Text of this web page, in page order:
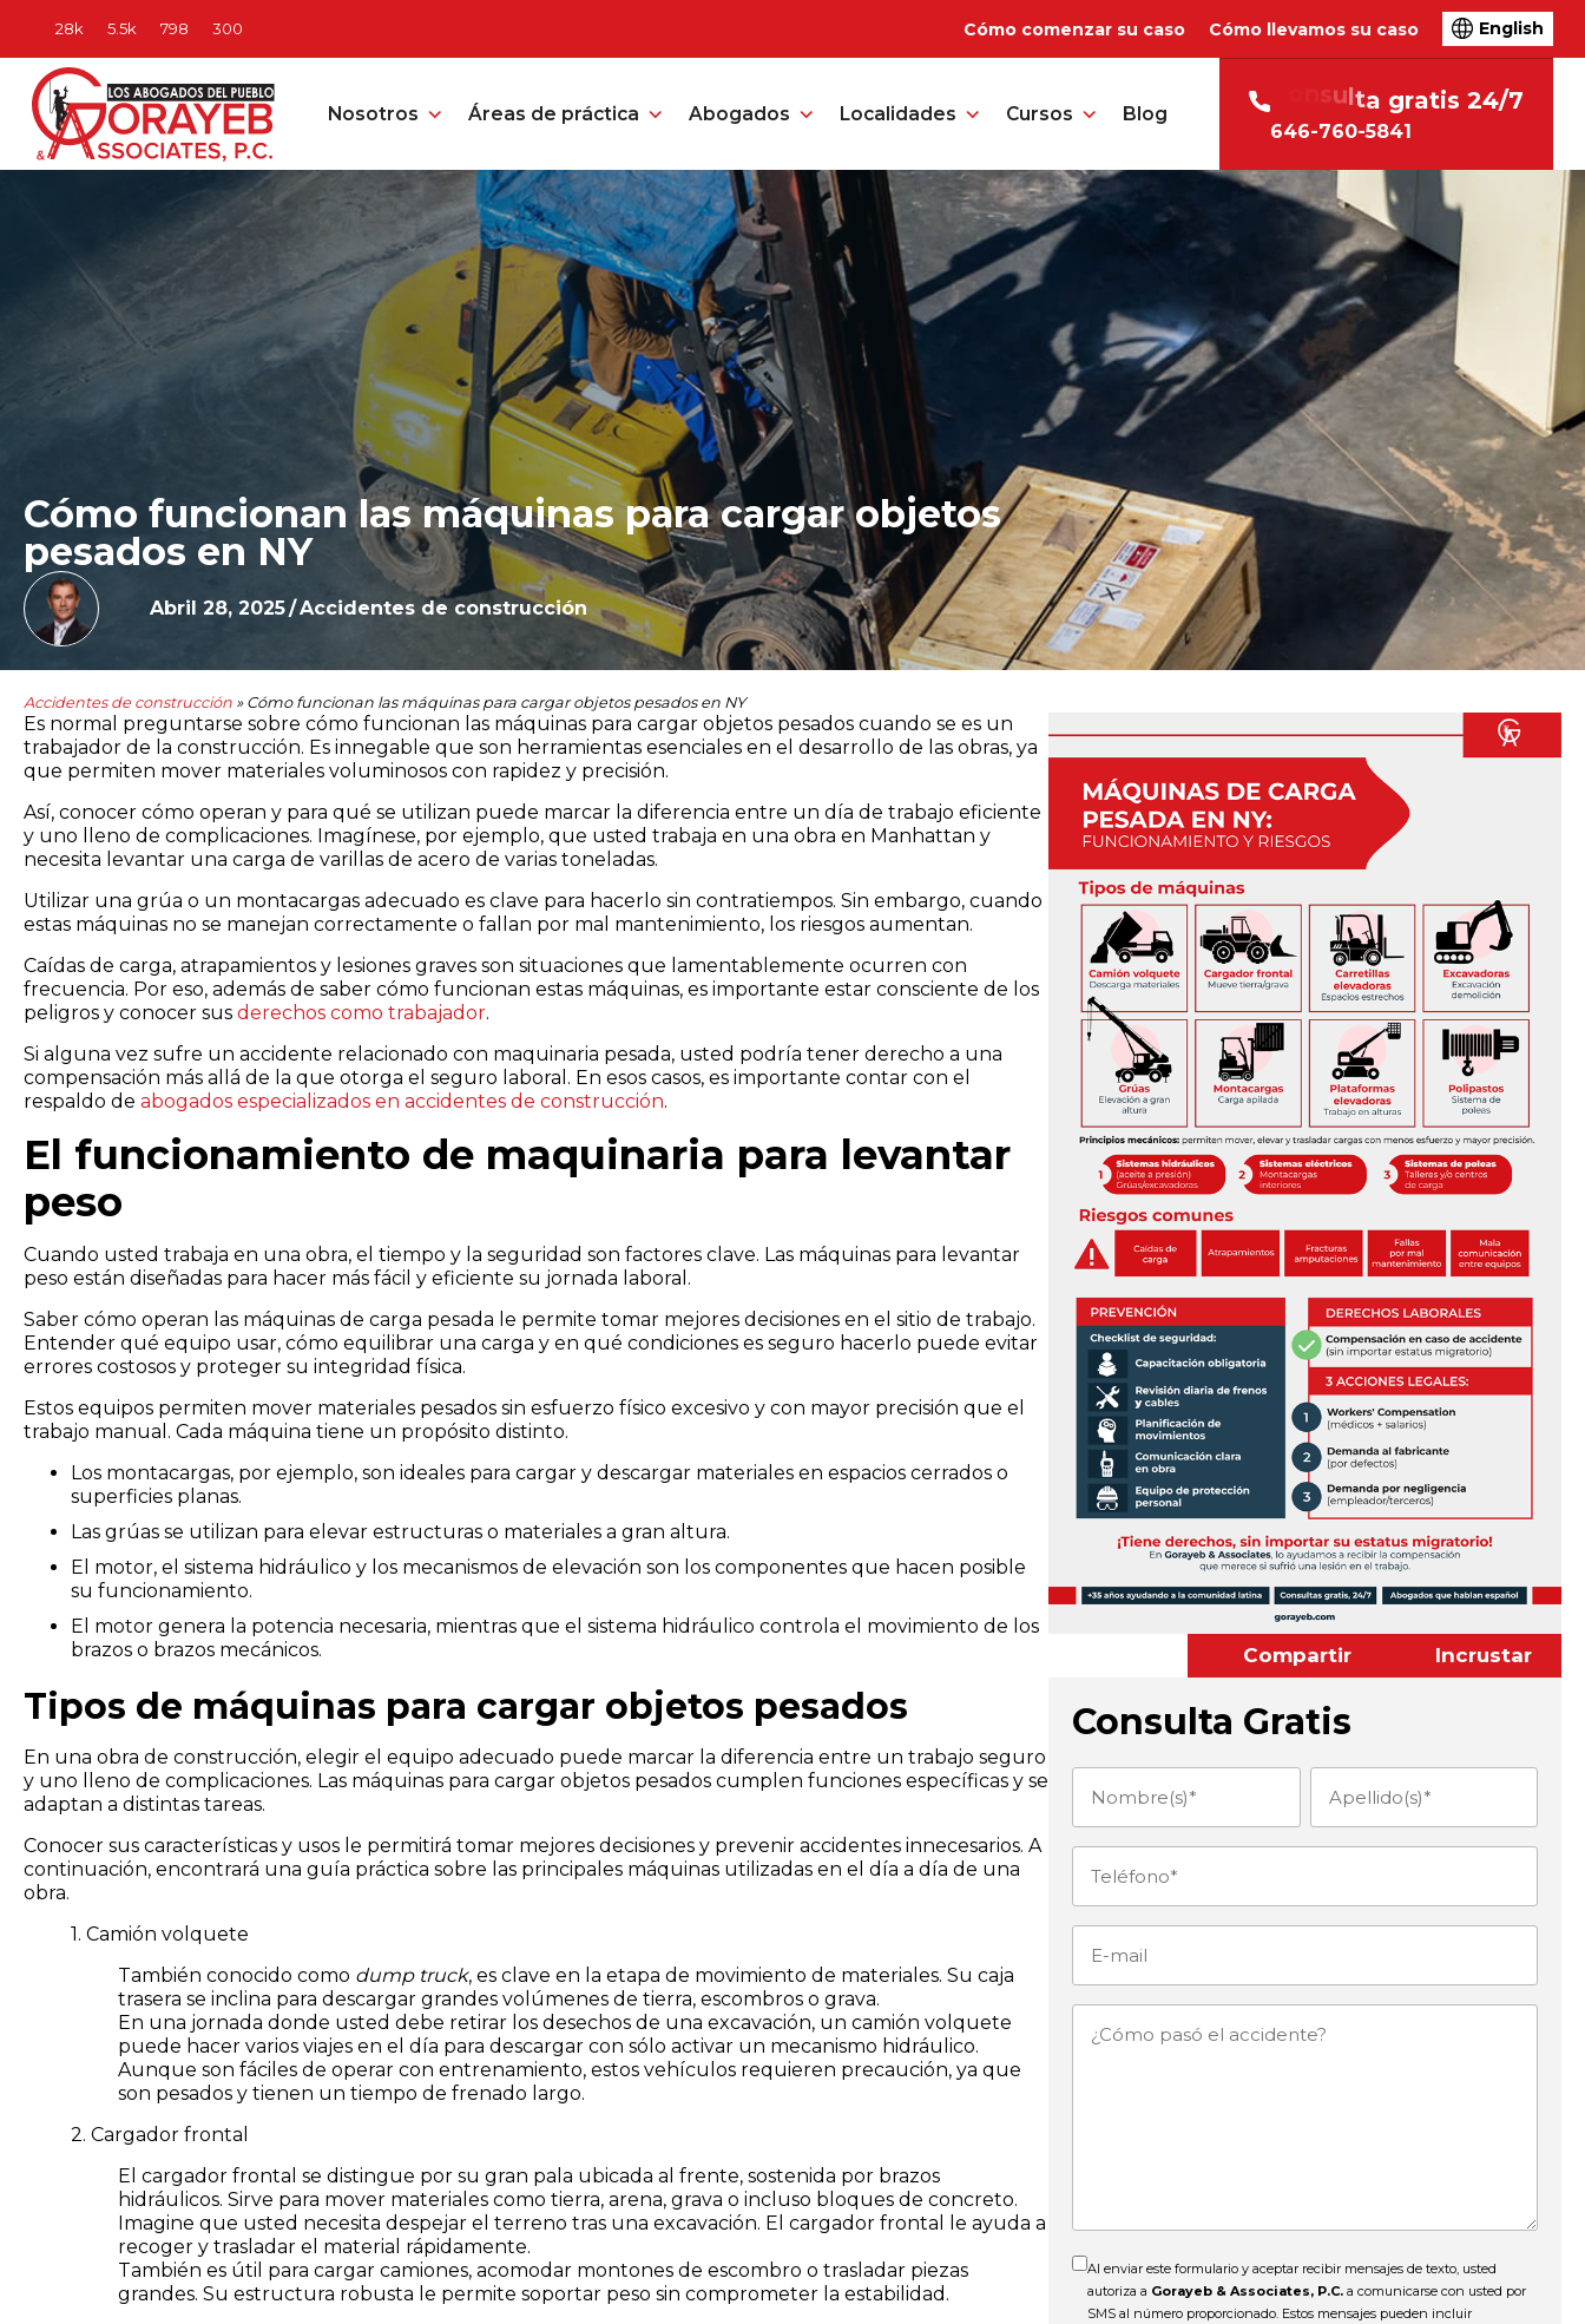
Cómo comenzar su caso Cómo llevamos su caso English
Nosotros Áreas de práctica Abogados Localidades Cursos Blog sulta gratis 24/7
646-760-5841
Cómo funcionan las máquinas para cargar objetos
pesados en NY
Abril 28, 2025/Accidentes de construcción
Accidentes de construcción » Cómo funcionan las máquinas para cargar objetos pesados en NY
Es normal preguntarse sobre cómo funcionan las máquinas para cargar objetos pesados cuando se es un
trabajador de la construcción. Es innegable que son herramientas esenciales en el desarrollo de las obras, ya
que permiten mover materiales voluminosos con rapidez y precisión.
Así, conocer cómo operan y para qué se utilizan puede marcar la diferencia entre un día de trabajo eficiente
y uno lleno de complicaciones. Imagínese, por ejemplo, que usted trabaja en una obra en Manhattan y
necesita levantar una carga de varillas de acero de varias toneladas.
Utilizar una grúa o un montacargas adecuado es clave para hacerlo sin contratiempos. Sin embargo, cuando
estas máquinas no se manejan correctamente o fallan por mal mantenimiento, los riesgos aumentan.
Caídas de carga, atrapamientos y lesiones graves son situaciones que lamentablemente ocurren con
frecuencia. Por eso, además de saber cómo funcionan estas máquinas, es importante estar consciente de los
peligros y conocer sus derechos como trabajador.
Si alguna vez sufre un accidente relacionado con maquinaria pesada, usted podría tener derecho a una
compensación más allá de la que otorga el seguro laboral. En esos casos, es importante contar con el
respaldo de abogados especializados en accidentes de construcción.
El funcionamiento de maquinaria para levantar
peso
Cuando usted trabaja en una obra, el tiempo y la seguridad son factores clave. Las máquinas para levantar
peso están diseñadas para hacer más fácil y eficiente su jornada laboral.
Saber cómo operan las máquinas de carga pesada le permite tomar mejores decisiones en el sitio de trabajo.
Entender qué equipo usar, cómo equilibrar una carga y en qué condiciones es seguro hacerlo puede evitar
errores costosos y proteger su integridad física.
Estos equipos permiten mover materiales pesados sin esfuerzo físico excesivo y con mayor precisión que el
trabajo manual. Cada máquina tiene un propósito distinto.
Los montacargas, por ejemplo, son ideales para cargar y descargar materiales en espacios cerrados o
superficies planas.
Las grúas se utilizan para elevar estructuras o materiales a gran altura.
El motor, el sistema hidráulico y los mecanismos de elevación son los componentes que hacen posible
su funcionamiento.
El motor genera la potencia necesaria, mientras que el sistema hidráulico controla el movimiento de los
brazos o brazos mecánicos.
Tipos de máquinas para cargar objetos pesados
En una obra de construcción, elegir el equipo adecuado puede marcar la diferencia entre un trabajo seguro
y uno lleno de complicaciones. Las máquinas para cargar objetos pesados cumplen funciones específicas y se
adaptan a distintas tareas.
Conocer sus características y usos le permitirá tomar mejores decisiones y prevenir accidentes innecesarios. A
continuación, encontrará una guía práctica sobre las principales máquinas utilizadas en el día a día de una
obra.
1. Camión volquete
También conocido como dump truck, es clave en la etapa de movimiento de materiales. Su caja
trasera se inclina para descargar grandes volúmenes de tierra, escombros o grava.
En una jornada donde usted debe retirar los desechos de una excavación, un camión volquete
puede hacer varios viajes en el día para descargar con sólo activar un mecanismo hidráulico.
Aunque son fáciles de operar con entrenamiento, estos vehículos requieren precaución, ya que
son pesados y tienen un tiempo de frenado largo.
2. Cargador frontal
El cargador frontal se distingue por su gran pala ubicada al frente, sostenida por brazos
hidráulicos. Sirve para mover materiales como tierra, arena, grava o incluso bloques de concreto.
Imagine que usted necesita despejar el terreno tras una excavación. El cargador frontal le ayuda a
recoger y trasladar el material rápidamente.
También es útil para cargar camiones, acomodar montones de escombro o trasladar piezas
grandes. Su estructura robusta le permite soportar peso sin comprometer la estabilidad.
Compartir Incrustar
Consulta Gratis
Nombre(s)
(Obligatorio)
Apellido(s)
(Obligatorio)
Teléfono (Obligatorio)
mail
¿Cómo
Al enviar este formulario y aceptar recibir mensajes de texto, usted
autoriza a Gorayeb & Associates, P.C. a comunicarse con usted por
SMS al número proporcionado. Estos mensajes pueden incluir